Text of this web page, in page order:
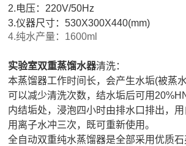
2.电压：220V/50Hz
3.仪器尺寸：530X300X440(mm)
4.纯水产量：1600ml
实验室双重蒸馏水器清洗：
本蒸馏器工作时间长，会产生水垢(被蒸
可以减少清洗次数，结水垢后可用
内结垢处，浸泡四小时由排水口排出，
用离子水冲三次，既可重新使用。
全自动双重纯水蒸馏器是全部采用优质